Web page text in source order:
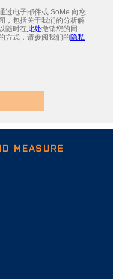
过电子邮件或 SoMe 向您
，包括关于我们的分析解
随时在此处撤销您的同
方式，请参阅我们的隐私
MEASURE